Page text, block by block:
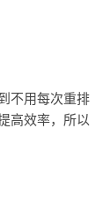
不用每次重排
高效率，所以